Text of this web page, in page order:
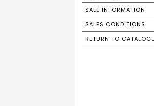
SALE INFORMATION
SALES CONDITIONS
RETURN TO